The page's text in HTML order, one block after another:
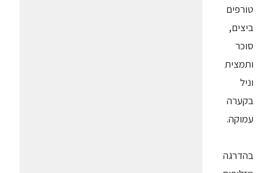
טורפים
ביצים,
סוכר
ותמצית
וניל
בקערה
עמוקה.
בהדרגה